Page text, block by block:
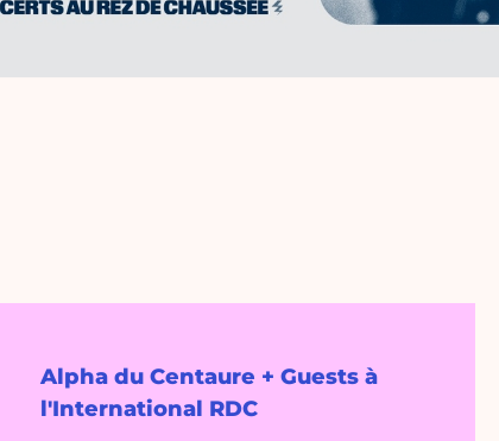
Alpha du Centaure + Guests à
l'International RDC